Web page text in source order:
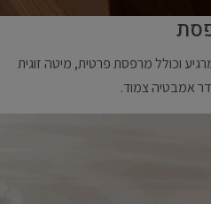
וכולל מרפסת פרטית, מיטה זוגית
אמבטיה צמוד.